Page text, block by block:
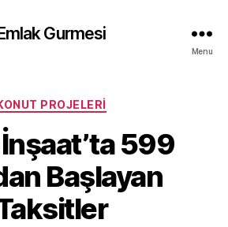
Gurmesi
Menu
Categories
PROJELERI
599
Başlayan